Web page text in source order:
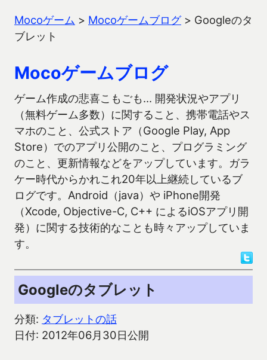
Mocoゲーム > Mocoゲームブログ> Googleのタ
ブレット
Mocoゲームブログ
ゲーム作成の悲喜こもごも… 開発状況やアプリ
（無料ゲーム多数）に関すること、携帯電話やス
マホのこと、公式ストア（Google Play, App
Store）でのアプリ公開のこと、プログラミング
のこと、更新情報などをアップしています。ガラ
ケー時代からかれこれ20年以上継続しているブ
ログです。Android（java）や iPhone開発
（Xcode, Objective-C, C++ によるiOSアプリ開
発）に関する技術的なことも時々アップしていま
す。
Googleのタブレット
分類: タブレットの話
日付: 2012年06月30日公開